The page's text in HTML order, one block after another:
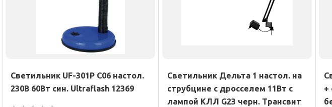
Светильник UF-301P С06 настол.
230В 60Вт син. Ultraflash 12369
Светильник Дельта 1 настол. на
струбцине с дросселем 11Вт с
лампой КЛЛ G23 черн. Трансвит
+